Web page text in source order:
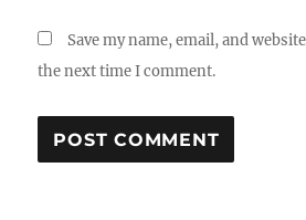
Save my name, email, and
the next time I comment.